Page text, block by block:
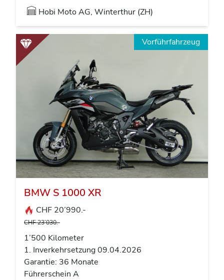
Hobi Moto AG, Winterthur (ZH)
Vorführfahrzeug
BMW S 1000 XR
CHF 20’990.-
CHF 23’030.-
1’500 Kilometer
1. Inverkehrsetzung 09.04.2026
Garantie: 36 Monate
Führerschein A